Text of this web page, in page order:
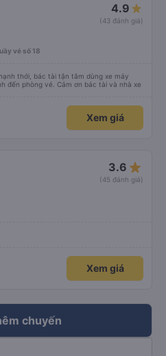
4.9
(43 đánh giá)
vé số 18
thới, bác tài tận tâm dùng xe máy
đến phòng vé. Cảm ơn bác tài và nhà xe
Xem giá
3.6 star_rate
(45 đánh giá)
Xem giá
chuyến